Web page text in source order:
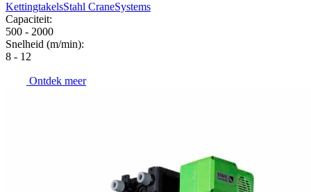
KettingtakelsStahl CraneSystems
Capaciteit:
500 - 2000
Snelheid (m/min):
8 - 12
Ontdek meer